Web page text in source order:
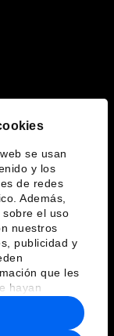
se usan
y los
de redes
Además,
el uso
nuestros
publicidad y
que les
hayan
que haya
de uso